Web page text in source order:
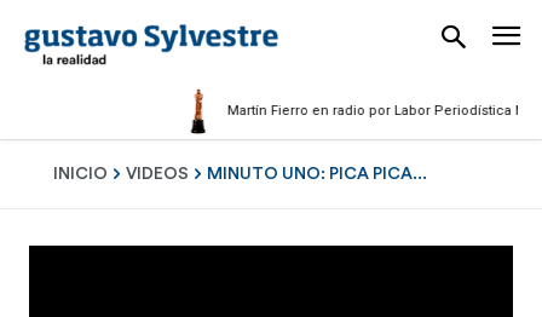
Martín Fierro en radio por Labor Periodística
INICIO VIDEOS MINUTO UNO: PICA PICA...